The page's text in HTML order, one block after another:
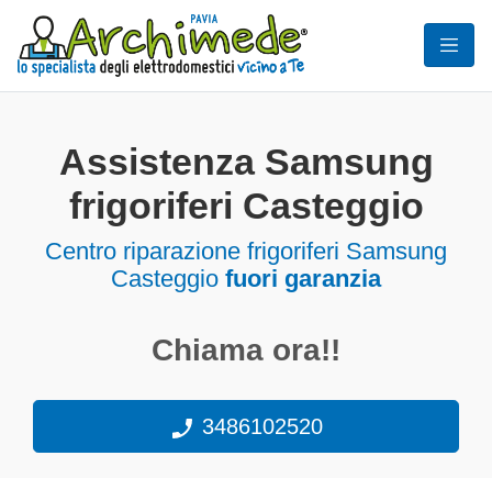
Assistenza Samsung
frigoriferi Casteggio
Centro riparazione frigoriferi Samsung
Casteggio fuori garanzia
Chiama ora!!
3486102520